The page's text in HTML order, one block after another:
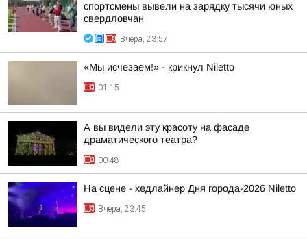
спортсмены вывели на зарядку тысячи юных
свердловчан
Вчера, 23:57
«Мы исчезаем!» - крикнул Niletto
01:15
А вы видели эту красоту на фасаде
драматического театра?
00:48
На сцене - хедлайнер Дня города-2026 Niletto
Вчера, 23:45